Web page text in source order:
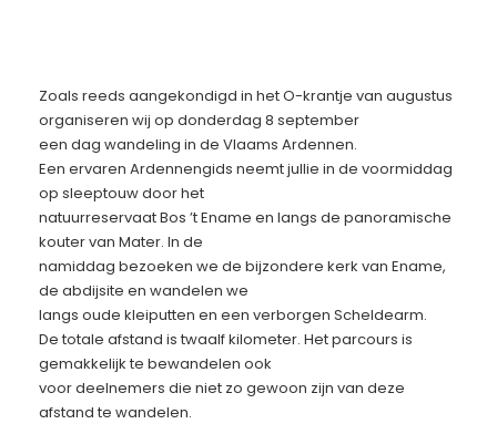
Zoals reeds aangekondigd in het O-krantje van augustus
organiseren wij op donderdag 8 september
een dag wandeling in de Vlaams Ardennen.
Een ervaren Ardennengids neemt jullie in de voormiddag
op sleeptouw door het
natuurreservaat Bos ’t Ename en langs de panoramische
kouter van Mater. In de
namiddag bezoeken we de bijzondere kerk van Ename,
de abdijsite en wandelen we
langs oude kleiputten en een verborgen Scheldearm.
De totale afstand is twaalf kilometer. Het parcours is
gemakkelijk te bewandelen ook
voor deelnemers die niet zo gewoon zijn van deze
afstand te wandelen.